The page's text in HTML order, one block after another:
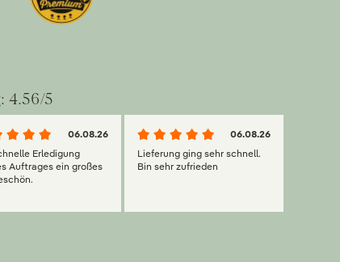
4.56/5
06.08.26
Erledigung
Auftrages ein großes
06.08.26
Lieferung ging sehr schnell.
Bin sehr zufrieden